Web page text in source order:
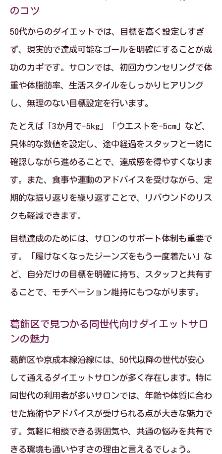
ダイエットサロン継続で差が出る効果と
工夫
ダイエットサロンが50代に選ばれる理由
と安心感
無理なく継続できるダイエットサロンの
魅力に迫る
びの基準
ダイエットサロンで叶える理想のスタイ
ルとは
のコツ
50代からのダイエットでは、目標を高く設定しすぎ
ず、現実的で達成可能なゴールを明確にすることが成
功のカギです。サロンでは、初回カウンセリングで体
重や体脂肪率、生活スタイルをしっかりヒアリング
し、無理のない目標設定を行います。
たとえば「3か月で-5kg」「ウエストを-5cm」など、
具体的な数値を設定し、途中経過をスタッフと一緒に
確認しながら進めることで、達成感を得やすくなりま
す。また、食事や運動のアドバイスを受けながら、定
期的な振り返りを繰り返すことで、リバウンドのリス
クも軽減できます。
目標達成のためには、サロンのサポート体制も重要で
す。「履けなくなったジーンズをもう一度着たい」な
ど、自分だけの目標を明確に持ち、スタッフと共有す
ることで、モチベーション維持にもつながります。
葛飾区で見つかる同世代向けダイエットサロ
ンの魅力
葛飾区や京成本線沿線には、50代以降の世代が安心
して通えるダイエットサロンが多く存在します。特に
同世代の利用者が多いサロンでは、年齢や体質に合わ
せた施術やアドバイスが受けられる点が大きな魅力で
す。気軽に相談できる雰囲気や、共通の悩みを共有で
きる環境も通いやすさの理由と言えるでしょう。